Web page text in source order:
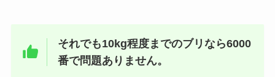
それでも10kg程度までのブリなら6000
番で問題ありません。